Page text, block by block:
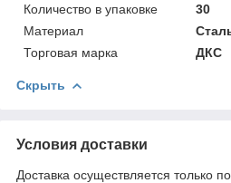
Количество в упаковке
30
Материал
Торговая марка
ДКС
Скрыть
Условия доставки
Доставка осуществляется только